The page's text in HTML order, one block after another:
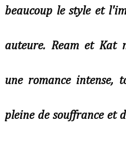
beaucoup le style et
auteure. Ream et Kat
une romance intense,
pleine de souffrance et